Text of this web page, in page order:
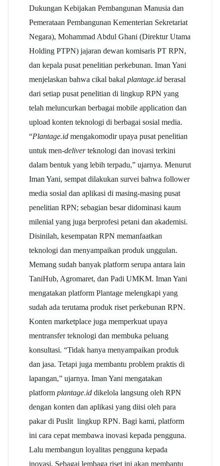
Dukungan Kebijakan Pembangunan Manusia dan
Pemerataan Pembangunan Kementerian Sekretariat
Negara), Mohammad Abdul Ghani (Direktur Utama
Holding PTPN) jajaran dewan komisaris PT RPN,
dan kepala pusat penelitian perkebunan. Iman Yani
menjelaskan bahwa cikal bakal plantage.id berasal
dari setiap pusat penelitian di lingkup RPN yang
telah meluncurkan berbagai mobile application dan
upload konten teknologi di berbagai sosial media.
“Plantage.id mengakomodir upaya pusat penelitian
untuk men-deliverteknologi dan inovasi terkini
dalam bentuk yang lebih terpadu,” ujarnya. Menurut
Iman Yani, sempat dilakukan survei bahwa follower
media sosial dan aplikasi di masing-masing pusat
penelitian RPN; sebagian besar didominasi kaum
milenial yang juga berprofesi petani dan akademisi.
Disinilah, kesempatan RPN memanfaatkan
teknologi dan menyampaikan produk unggulan.
Memang sudah banyak platform serupa antara lain
TaniHub, Agromaret, dan Padi UMKM. Iman Yani
mengatakan platform Plantage melengkapi yang
sudah ada terutama produk riset perkebunan RPN.
Konten marketplace juga memperkuat upaya
mentransfer teknologi dan membuka peluang
konsultasi. “Tidak hanya menyampaikan produk
dan jasa. Tetapi juga membantu problem praktis di
lapangan,” ujarnya. Iman Yani mengatakan
platform plantage.id dikelola langsung oleh RPN
dengan konten dan aplikasi yang diisi oleh para
pakar di Puslit lingkup RPN. Bagi kami, platform
ini cara cepat membawa inovasi kepada pengguna.
Lalu membangun loyalitas pengguna kepada
inovasi. Sebagai lembaga riset ini akan membantu